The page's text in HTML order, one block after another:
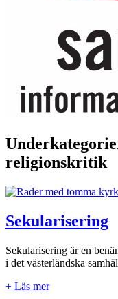
religionskritik
Sekularisering
Sekularisering är en
i det västerländska
+ Läs mer